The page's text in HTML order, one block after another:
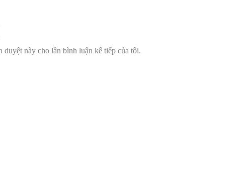
này cho lần bình luận kế tiếp của tôi.